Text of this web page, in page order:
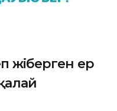
жіберген ер